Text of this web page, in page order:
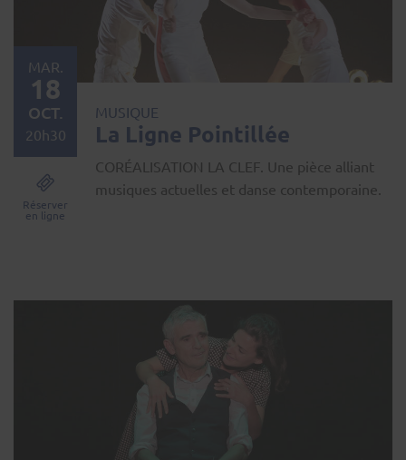
MUSIQUE
La Ligne Pointillée
CORÉALISATION LA CLEF. Une pièce alliant
musiques actuelles et danse contemporaine.
MAR.
18
OCT.
20h30
Réserver
en ligne